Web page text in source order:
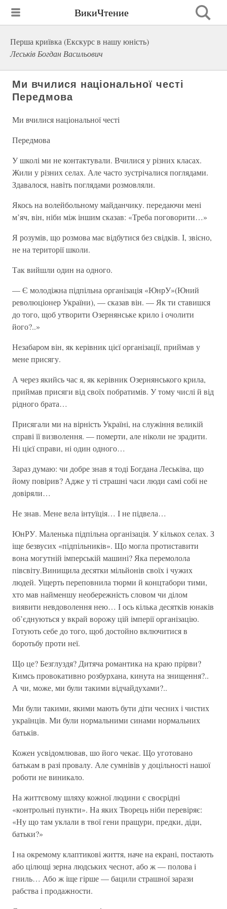
ВикиЧтение
Перша криївка (Екскурс в нашу юність)
Леськів Богдан Васильович
Ми вчилися національної честі
Передмова
Ми вчилися національної честі
Передмова
У школі ми не контактували. Вчилися у різних класах.
Жили у різних селах. Але часто зустрічалися поглядами.
Здавалося, навіть поглядами розмовляли.
Якось на волейбольному майданчику. передаючи мені
м’яч, він, ніби між іншим сказав: «Треба поговорити…»
Я розумів, що розмова має відбутися без свідків. І, звісно,
не на території школи.
Так вийшли один на одного.
— Є молодіжна підпільна організація «ЮнрУ»(Юний
революціонер України), — сказав він. — Як ти ставишся
до того, щоб утворити Озернянське крило і очолити
його?..»
Незабаром він, як керівник цієї організації, приймав у
мене присягу.
А через якийсь час я, як керівник Озернянського крила,
приймав присяги від своїх побратимів. У тому числі й від
рідного брата…
Присягали ми на вірність Україні, на служіння великій
справі її визволення. — померти, але ніколи не зрадити.
Ні цієї справи, ні один одного…
Зараз думаю: чи добре знав я тоді Богдана Леськіва, що
йому повірив? Адже у ті страшні часи люди самі собі не
довіряли…
Не знав. Мене вела інтуїція… І не підвела…
ЮнРУ. Маленька підпільна організація. У кількох селах. З
іще безвусих «підпільників». Що могла протиставити
вона могутній імперській машині? Яка перемолола
півсвіту.Винищила десятки мільйонів своїх і чужих
людей. Ущерть переповнила тюрми й концтабори тими,
хто мав найменшу необережність словом чи ділом
виявити невдоволення нею… І ось кілька десятків юнаків
об’єднуються у вкрай ворожу цій імперії організацію.
Готують себе до того, щоб достойно включитися в
боротьбу проти неї.
Що це? Безглуздя? Дитяча романтика на краю прірви?
Кимсь провокативно розбурхана, кинута на знищення?..
А чи, може, ми були такими відчайдухами?..
Ми були такими, якими мають бути діти чесних і чистих
українців. Ми були нормальними синами нормальних
батьків.
Кожен усвідомлював, шо його чекає. Що уготовано
батькам в разі провалу. Але сумнівів у доцільності нашої
роботи не виникало.
На життєвому шляху кожної людини є своєрідні
«контрольні пункти». На яких Творець ніби перевіряє:
«Ну що там уклали в твої гени пращури, предки, діди,
батьки?»
І на окремому клаптикові життя, наче на екрані, постають
або цілющі зерна людських чеснот, або ж — полова і
гниль… Або ж іще гірше — бацили страшної зарази
рабства і продажности.